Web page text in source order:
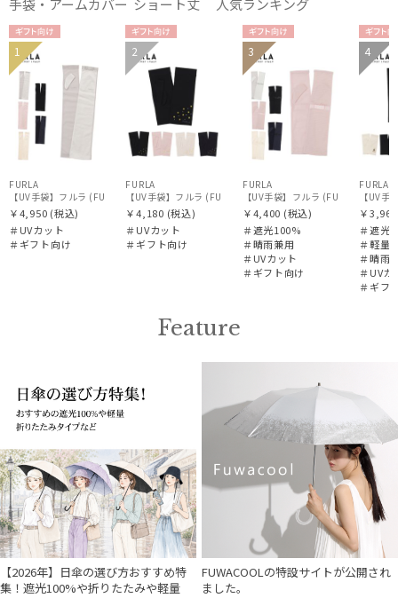
販売状況
入荷状況
手袋・アームカバー ショート丈 人気ランキング
ギフト
向け
WOME
N
1
FURLA
【UV手袋】フルラ (FURLA) ロング ＵＶ手袋 リボン 指無し
￥4,950 (税込)
＃UVカット
＃ギフト向け
ギフト
向け
WOME
N
2
FURLA
【UV手袋】フルラ (FURLA) ショート ＵＶ手袋 ミモザ 指無し
￥4,180 (税込)
＃UVカット
＃ギフト向け
ギフト
向け
WOME
N
3
FURLA
【UV手袋】フルラ (FURLA) ミデ
￥4,400 (税込)
＃遮光100%
＃晴雨兼用
＃UVカット
＃ギフト向け
ギフト
向け
N
4
FURLA
【UV
￥3,960
＃遮光
＃軽量
＃晴雨
＃UVカ
＃ギフ
Feature
【2026年】日傘の選び方おすすめ特
集！遮光100%や折りたたみや軽量
FUWACOOLの特設サイトが公開され
ました。